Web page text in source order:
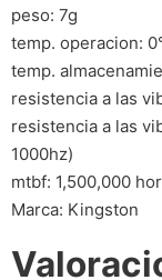
peso: 7g
temp. operacion:
temp.
resistencia a las
resistencia a las
1000hz)
mtbf: 1,500,000
Marca: Kingston